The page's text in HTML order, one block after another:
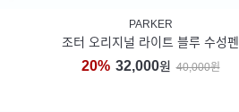
PARKER
조터 오리지널 라이트 블루 수성펜
20% 32,000원 40,000원